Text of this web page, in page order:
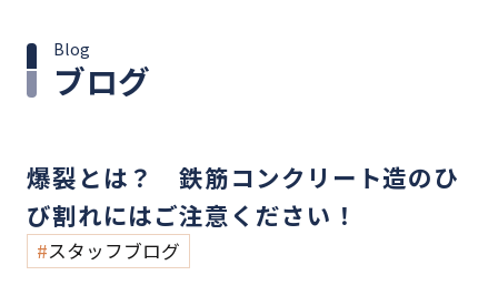
ブログ
Blog
爆裂とは？ 鉄筋コンクリート造のひ
び割れにはご注意ください！
スタッフブログ